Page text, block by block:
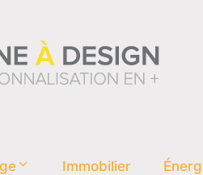
Immobilier